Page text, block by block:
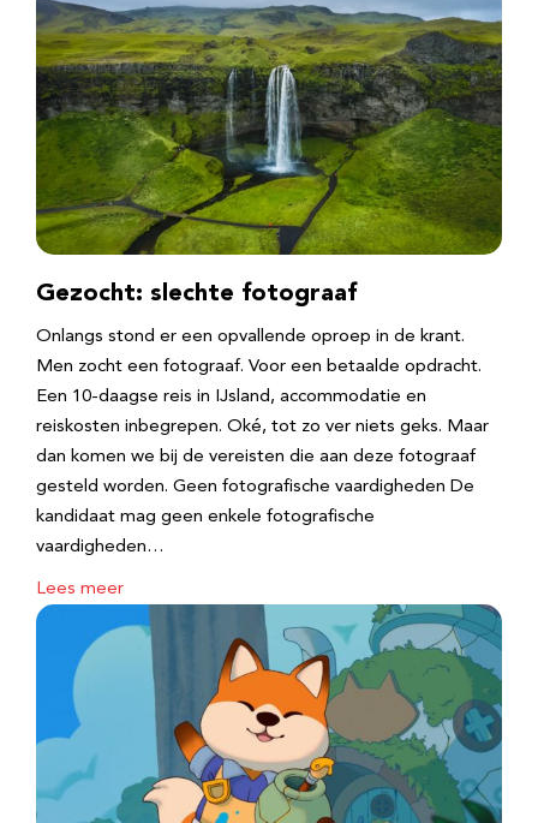
Gezocht: slechte fotograaf
Onlangs stond er een opvallende oproep in de krant.
Men zocht een fotograaf. Voor een betaalde opdracht.
Een 10-daagse reis in IJsland, accommodatie en
reiskosten inbegrepen. Oké, tot zo ver niets geks. Maar
dan komen we bij de vereisten die aan deze fotograaf
gesteld worden. Geen fotografische vaardigheden De
kandidaat mag geen enkele fotografische
vaardigheden…
Lees meer